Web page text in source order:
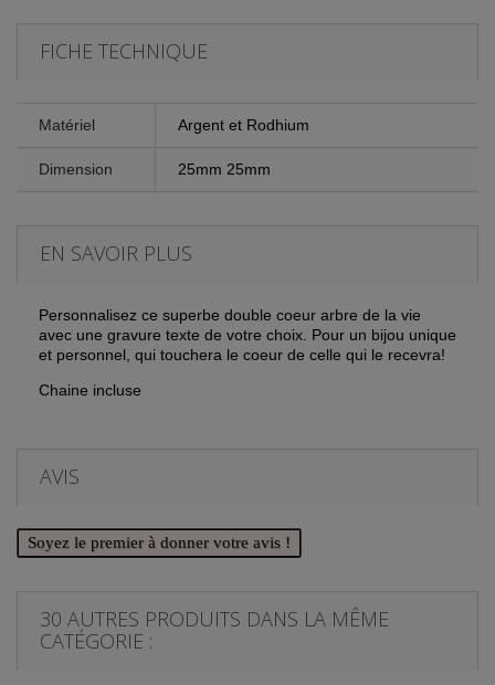
FICHE TECHNIQUE
Matériel Argent et Rodhium
Dimension 25mm 25mm
EN SAVOIR PLUS
Personnalisez ce superbe double coeur arbre de la vie
avec une gravure texte de votre choix. Pour un bijou unique
et personnel, qui touchera le coeur de celle qui le recevra!
Chaine incluse
AVIS
Soyez le premier à donner votre avis !
30 AUTRES PRODUITS DANS LA MÊME
CATÉGORIE :